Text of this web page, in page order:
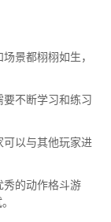
景都栩栩如生，
不断学习和练习
以与其他玩家进
的动作格斗游